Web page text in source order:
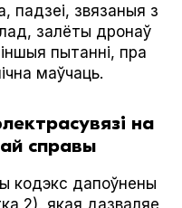
падзеі, звязаныя з
залёты дронаў
пытанні, пра
маўчаць.
на
справы
кодэкс дапоўнены